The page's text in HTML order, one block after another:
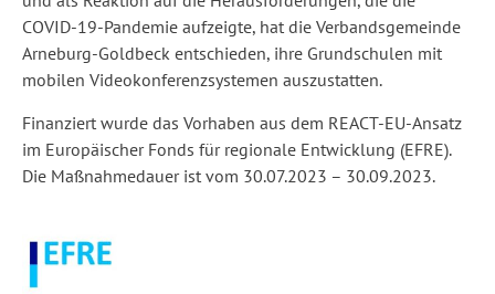
COVID-19-Pandemie aufzeigte, hat die Verbandsgemeinde
Arneburg-Goldbeck entschieden, ihre Grundschulen mit
mobilen Videokonferenzsystemen auszustatten.
Finanziert wurde das Vorhaben aus dem REACT-EU-Ansatz
im Europäischer Fonds für regionale Entwicklung (EFRE).
Die Maßnahmedauer ist vom 30.07.2023 – 30.09.2023.